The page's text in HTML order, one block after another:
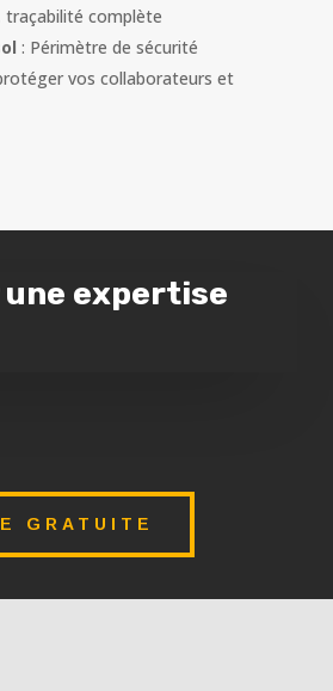
traçabilité complète
: Périmètre de sécurité
vos collaborateurs et
une expertise
GRATUITE